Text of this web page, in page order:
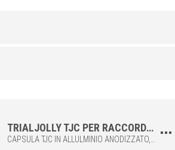
TRIALJOLLY TJC PER RACCORDARE GLI ANGOLI DEL PROFILO TRIALJOLLY TJ